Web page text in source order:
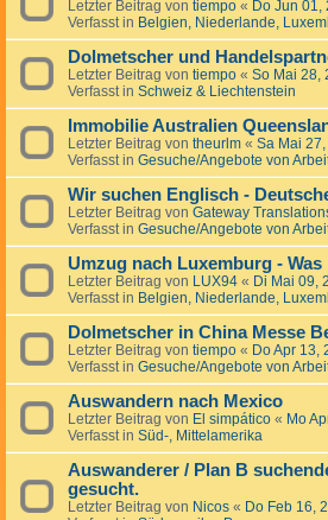
Letzter Beitrag von tiempo « Do Jun 01,
Verfasst in Belgien, Niederlande,
Dolmetscher und
Letzter Beitrag von tiempo « So Mai 28,
Verfasst in Schweiz & Liechtenstein
Immobilie Australien
Letzter Beitrag von theurlm « Sa Mai
Verfasst in Gesuche/Angebote von
Wir suchen Englisch -
Letzter Beitrag von Gateway
Verfasst in Gesuche/Angebote von
Umzug nach Luxemburg -
Letzter Beitrag von LUX94 « Di Mai 09,
Verfasst in Belgien, Niederlande,
Dolmetscher in China Messe
Letzter Beitrag von tiempo « Do Apr 13,
Verfasst in Gesuche/Angebote von
Auswandern nach Mexico
Letzter Beitrag von El simpático « Mo
Verfasst in Süd-, Mittelamerika
Auswanderer / Plan B
gesucht.
Letzter Beitrag von Nicos « Do Feb 16,